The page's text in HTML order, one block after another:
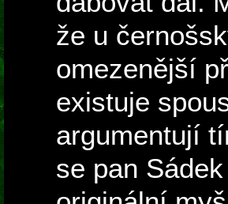
že u
omezenější
existuje
argumentují
se pan